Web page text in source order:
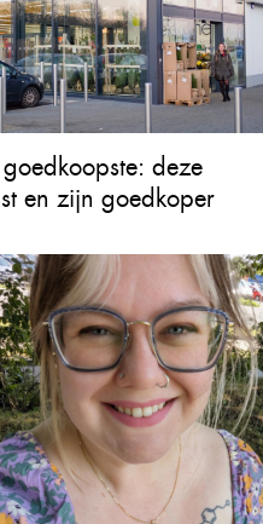
deze
en zijn goedkoper